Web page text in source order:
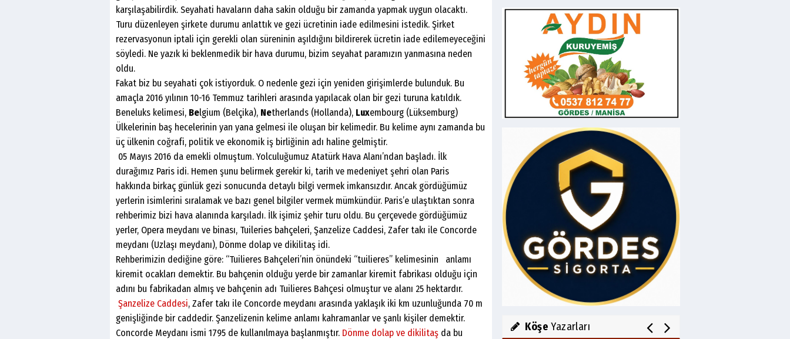
karşılaşabilirdik. Seyahati havaların daha sakin olduğu bir zamanda yapmak uygun olacaktı.
Turu düzenleyen şirkete durumu anlattık ve gezi ücretinin iade edilmesini istedik. Şirket
rezervasyonun iptali için gerekli olan süreninin aşıldığını bildirerek ücretin iade edilemeyeceğini
söyledi. Ne yazık ki beklenmedik bir hava durumu, bizim seyahat paramızın yanmasına neden
oldu.
Fakat biz bu seyahati çok istiyorduk. O nedenle gezi için yeniden girişimlerde bulunduk. Bu
amaçla 2016 yılının 10-16 Temmuz tarihleri arasında yapılacak olan bir gezi turuna katıldık.
Beneluks kelimesi, Belgium (Belçika), Netherlands (Hollanda), Luxembourg (Lüksemburg)
Ülkelerinin baş hecelerinin yan yana gelmesi ile oluşan bir kelimedir. Bu kelime aynı zamanda bu
üç ülkenin coğrafi, politik ve ekonomik iş birliğinin adı haline gelmiştir.
05 Mayıs 2016 da emekli olmuştum. Yolculuğumuz Atatürk Hava Alanı’ndan başladı. İlk
durağımız Paris idi. Hemen şunu belirmek gerekir ki, tarih ve medeniyet şehri olan Paris
hakkında birkaç günlük gezi sonucunda detaylı bilgi vermek imkansızdır. Ancak gördüğümüz
yerlerin isimlerini sıralamak ve bazı genel bilgiler vermek mümkündür. Paris’e ulaştıktan sonra
rehberimiz bizi hava alanında karşıladı. İlk işimiz şehir turu oldu. Bu çerçevede gördüğümüz
yerler, Opera meydanı ve binası, Tuileries bahçeleri, Şanzelize Caddesi, Zafer takı ile Concorde
meydanı (Uzlaşı meydanı), Dönme dolap ve dikilitaş idi.
Rehberimizin dediğine göre: “Tuilieres Bahçeleri’nin önündeki “tuilieres” kelimesinin anlamı
kiremit ocakları demektir. Bu bahçenin olduğu yerde bir zamanlar kiremit fabrikası olduğu için
adını bu fabrikadan almış ve bahçenin adı Tuilieres Bahçesi olmuştur ve alanı 25 hektardır.
Şanzelize Caddesi, Zafer takı ile Concorde meydanı arasında yaklaşık iki km uzunluğunda 70 m
genişliğinde bir caddedir. Şanzelizenin kelime anlamı kahramanlar ve şanlı kişiler demektir.
Concorde Meydanı ismi 1795 de kullanılmaya başlanmıştır. Dönme dolap ve dikilitaş da bu
Köşe Yazarları
Av.Cenap GÜVEN
Gördesli Şair Alim Atay
Salih OKKALI
1950'li Yıllarda Gördes-VI